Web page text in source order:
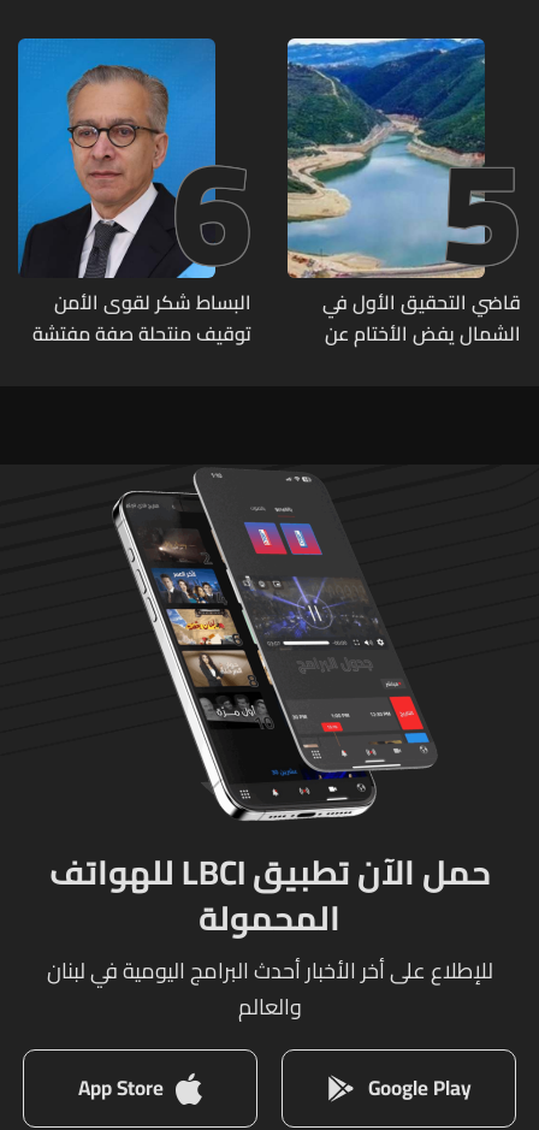
5
قاضي التحقيق الأول في
الشمال يفض الأختام عن
6
البساط شكر لقوى الأمن
توقيف منتحلة صفة مفتشة
حمل الآن تطبيق LBCI للهواتف
المحمولة
للإطلاع على أخر الأخبار أحدث البرامج اليومية في لبنان
والعالم
Google Play
App Store